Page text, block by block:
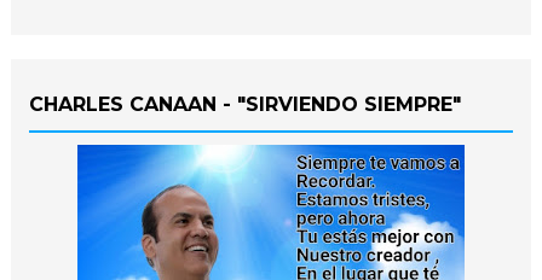
CHARLES CANAAN - "SIRVIENDO SIEMPRE"